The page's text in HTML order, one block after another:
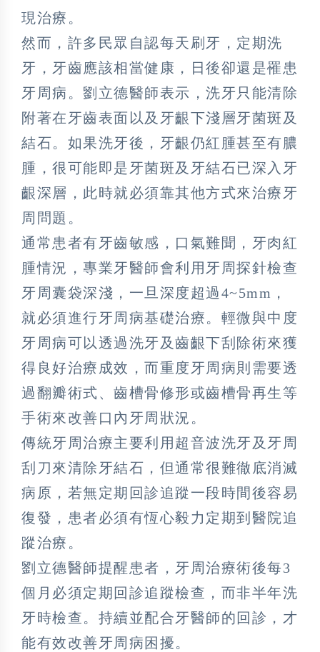
現治療。
然而，許多民眾自認每天刷牙，定期洗
牙，牙齒應該相當健康，日後卻還是罹患
牙周病。劉立德醫師表示，洗牙只能清除
附著在牙齒表面以及牙齦下淺層牙菌斑及
結石。如果洗牙後，牙齦仍紅腫甚至有膿
腫，很可能即是牙菌斑及牙結石已深入牙
齦深層，此時就必須靠其他方式來治療牙
周問題。
通常患者有牙齒敏感，口氣難聞，牙肉紅
腫情況，專業牙醫師會利用牙周探針檢查
牙周囊袋深淺，一旦深度超過4~5mm，
就必須進行牙周病基礎治療。輕微與中度
牙周病可以透過洗牙及齒齦下刮除術來獲
得良好治療成效，而重度牙周病則需要透
過翻瓣術式、齒槽骨修形或齒槽骨再生等
手術來改善口內牙周狀況。
傳統牙周治療主要利用超音波洗牙及牙周
刮刀來清除牙結石，但通常很難徹底消滅
病原，若無定期回診追蹤一段時間後容易
復發，患者必須有恆心毅力定期到醫院追
蹤治療。
劉立德醫師提醒患者，牙周治療術後每3
個月必須定期回診追蹤檢查，而非半年洗
牙時檢查。持續並配合牙醫師的回診，才
能有效改善牙周病困擾。